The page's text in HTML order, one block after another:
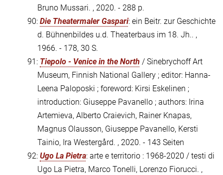
Bruno Mussari. , 2020. - 288 p.
90: Die Theatermaler Gaspari: ein Beitr. zur Geschichte
d. Bühnenbildes u.d. Theaterbaus im 18. Jh.. ,
1966. - 178, 30 S.
91: Tiepolo - Venice in the North / Sinebrychoff Art
Museum, Finnish National Gallery ; editor: Hanna-
Leena Paloposki ; foreword: Kirsi Eskelinen ;
introduction: Giuseppe Pavanello ; authors: Irina
Artemieva, Alberto Craievich, Rainer Knapas,
Magnus Olausson, Giuseppe Pavanello, Kersti
Tainio, Ira Westergård. , 2020. - 143 Seiten
92: Ugo La Pietra: arte e territorio : 1968-2020 / testi di
Ugo La Pietra, Marco Tonelli, Lorenzo Fiorucci. ,